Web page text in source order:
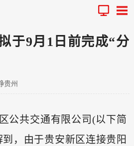
于9月1日前完成“分
贵州
公共交通有限公司(以下简
，由于贵安新区连接贵阳